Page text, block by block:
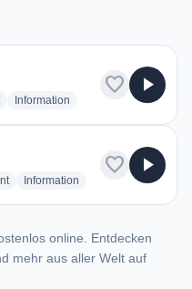
radio stations
Information radio stations
favorite play_arrow
radio stations
Information radio stations
favorite play_arrow
online. Entdecken
mehr aus aller Welt auf